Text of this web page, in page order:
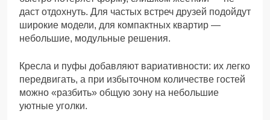
даст отдохнуть. Для частых встреч друзей подойдут
широкие модели, для компактных квартир —
небольшие, модульные решения.
Кресла и пуфы добавляют вариативности: их легко
передвигать, а при избыточном количестве гостей
можно «разбить» общую зону на небольшие
уютные уголки.